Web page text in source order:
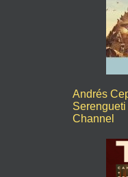
Andrés
Channel